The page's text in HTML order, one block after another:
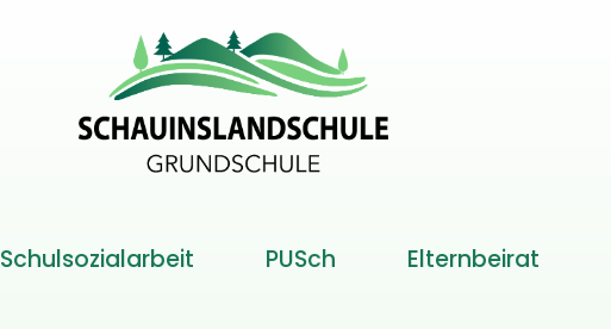
Schulsozialarbeit PUSch Elternbeirat